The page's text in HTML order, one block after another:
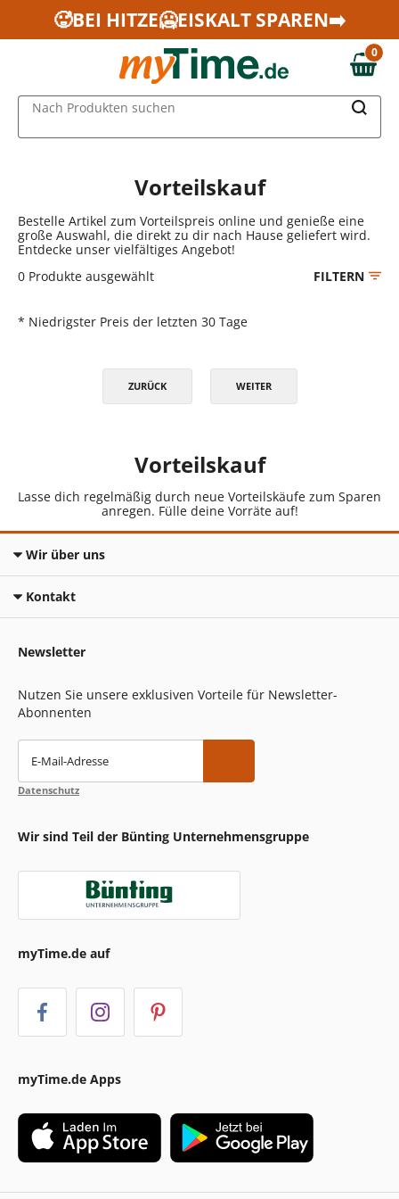
Zum Hauptinhalt springen
Zur Navigation springen
Zur Suche springen
🥵BEI HITZE🥶EISKALT SPAREN➡️
0,00 €
0
Nach Produkten suchen
Vorteilskauf
Bestelle Artikel zum Vorteilspreis online und genieße eine
große Auswahl, die direkt zu dir nach Hause geliefert wird.
Entdecke unser vielfältiges Angebot!
0 Produkte ausgewählt FILTERN
* Niedrigster Preis der letzten 30 Tage
ZURÜCK WEITER
Vorteilskauf
Lasse dich regelmäßig durch neue Vorteilskäufe zum Sparen
anregen. Fülle deine Vorräte auf!
Wir über uns
Kontakt
Newsletter
Nutzen Sie unsere exklusiven Vorteile für Newsletter-
Abonnenten
E-Mail-Adresse
Datenschutz
Wir sind Teil der Bünting Unternehmensgruppe
myTime.de auf
myTime.de Apps